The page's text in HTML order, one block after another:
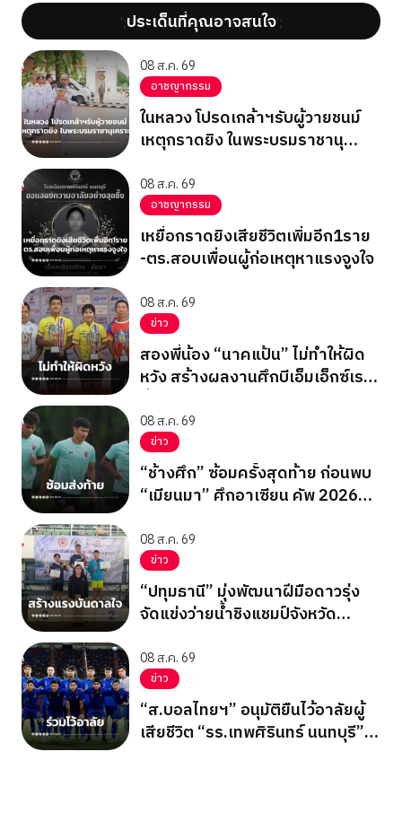
';ประเด็นที่คุณอาจสนใจ';
08 ส.ค. 69
อาชญากรรม
ในหลวง โปรดเกล้าฯรับผู้วายชนม์
เหตุกราดยิง ในพระบรมราชานุ
08 ส.ค. 69
อาชญากรรม
เหยื่อกราดยิงเสียชีวิตเพิ่มอีก1ราย
-ตร.สอบเพื่อนผู้ก่อเหตุหาแรงจูงใจ
08 ส.ค. 69
ข่าว
สองพี่น้อง “นาคแป้น” ไม่ทำให้ผิด
หวัง สร้างผลงานศึกบีเอ็มเอ็กซ์เรซ
08 ส.ค. 69
ข่าว
“ช้างศึก” ซ้อมครั้งสุดท้าย ก่อนพบ
“เมียนมา” ศึกอาเซียน คัพ 2026
08 ส.ค. 69
ข่าว
“ปทุมธานี” มุ่งพัฒนาฝีมือดาวรุ่ง
จัดแข่งว่ายน้ำชิงแชมป์จังหวัด
08 ส.ค. 69
ข่าว
“ส.บอลไทยฯ” อนุมัติยืนไว้อาลัยผู้
เสียชีวิต “รร.เทพศิรินทร์ นนทบุรี”